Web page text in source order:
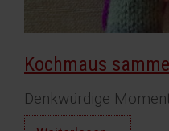
Kochmaus
Denkwürdige